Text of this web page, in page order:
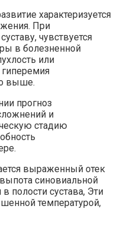
характеризуется
При
чувствуется
в болезненной
или
гиперемия
выше.
прогноз
и
стадию
выраженный отек
синовиальной
полости сустава, Эти
температурой,